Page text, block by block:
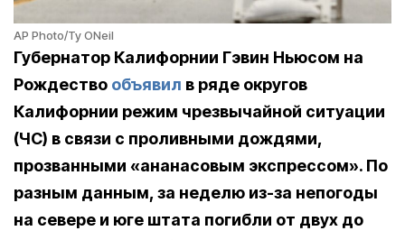
AP Photo/Ty ONeil
Губернатор Калифорнии Гэвин Ньюсом на
Рождество объявил в ряде округов
Калифорнии режим чрезвычайной ситуации
(ЧС) в связи с проливными дождями,
прозванными «ананасовым экспрессом». По
разным данным, за неделю из-за непогоды
на севере и юге штата погибли от двух до